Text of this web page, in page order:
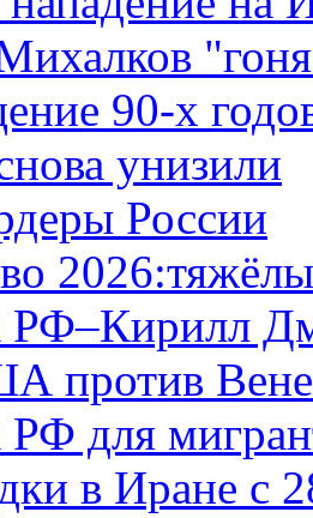
90-х
унизили
России
РФ–Кирилл
против
РФ для
в Иране с